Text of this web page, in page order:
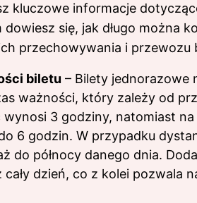
kluczowe informacje
się, jak długo można
przechowywania i przewozu
biletu – Bilety jednorazowe
ważności, który zależy od
3 godziny, natomiast
6 godzin. W przypadku
do północy danego dnia.
cały dzień, co z kolei pozwala